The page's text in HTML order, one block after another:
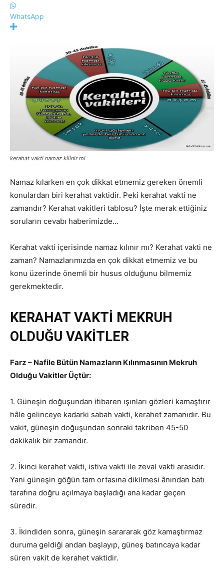
WhatsApp
kerahat vakti namaz kilinir mi
Namaz kılarken en çok dikkat etmemiz gereken önemli
konulardan biri kerahat vaktidir. Peki kerahat vakti ne
zamandır? Kerahat vakitleri tablosu? İşte merak ettiğiniz
soruların cevabı haberimizde…
Kerahat vakti içerisinde namaz kılınır mı? Kerahat vakti ne
zaman? Namazlarımızda en çok dikkat etmemiz ve bu
konu üzerinde önemli bir husus olduğunu bilmemiz
gerekmektedir.
KERAHAT VAKTİ MEKRUH
OLDUĞU VAKİTLER
Farz – Nafile Bütün Namazların Kılınmasının Mekruh
Olduğu Vakitler Üçtür:
1. Güneşin doğuşundan itibaren ışınları gözleri kamaştırır
hâle gelinceye kadarki sabah vakti, kerahet zamanıdır. Bu
vakit, güneşin doğuşundan sonraki takriben 45-50
dakikalık bir zamandır.
2. İkinci kerahet vakti, istiva vakti ile zeval vakti arasıdır.
Yani güneşin göğün tam ortasına dikilmesi ânından batı
tarafına doğru açılmaya başladığı ana kadar geçen
süredir.
3. İkindiden sonra, güneşin sarararak göz kamaştırmaz
duruma geldiği andan başlayıp, güneş batıncaya kadar
süren vakit de kerahet vaktidir.